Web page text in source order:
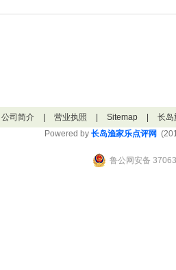
公司简介 营业执照 Sitemap 长岛
Powered by 长岛渔家乐点评网
鲁公网安备